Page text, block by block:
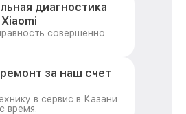
диагностика
совершенно
за наш счет
в сервис в Казани
время.